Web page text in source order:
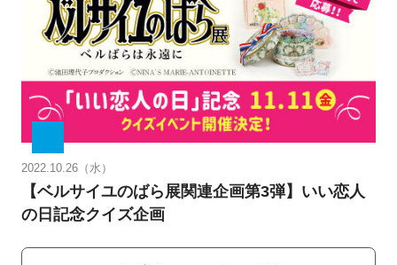
2022.10.26（水）
【ベルサイユのばら展関連企画第3弾】いい恋人
の日記念クイズ企画